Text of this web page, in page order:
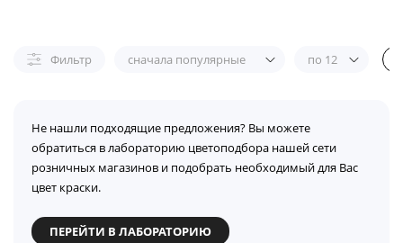
Фильтр сначала популярные по 12
Не нашли подходящие предложения? Вы можете
обратиться в лабораторию цветоподбора нашей сети
розничных магазинов и подобрать необходимый для Вас
цвет краски.
ПЕРЕЙТИ В ЛАБОРАТОРИЮ